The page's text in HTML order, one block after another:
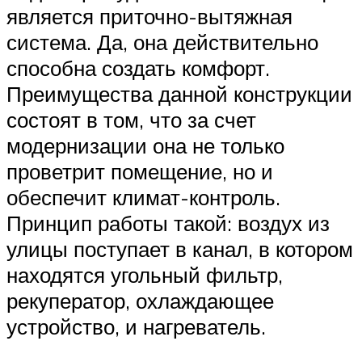
является приточно-вытяжная
система. Да, она действительно
способна создать комфорт.
Преимущества данной конструкции
состоят в том, что за счет
модернизации она не только
проветрит помещение, но и
обеспечит климат-контроль.
Принцип работы такой: воздух из
улицы поступает в канал, в котором
находятся угольный фильтр,
рекуператор, охлаждающее
устройство, и нагреватель.